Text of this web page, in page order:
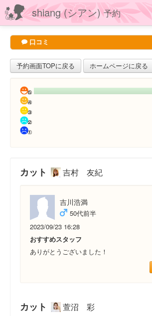
shiang (シアン)予約
口コミ
予約画面TOPに戻る ホームページに戻る
カット 吉村 友紀
吉川浩満
50代前半
2023/09/23 16:28
おすすめスタッフ
ありがとうございました！
カット 萱沼 彩